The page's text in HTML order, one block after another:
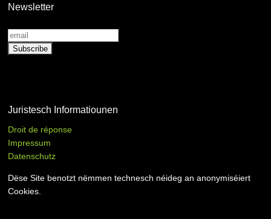
Newsletter
Juristesch Informatiounen
Droit de réponse
Impressum
Datenschutz
Dëse Site benotzt nëmmen technesch néideg an anonymiséiert
Cookies.